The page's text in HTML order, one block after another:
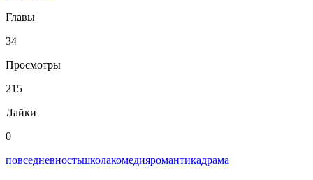
Главы
34
Просмотры
215
Лайки
0
повседневностьшколакомедияромантикадрама